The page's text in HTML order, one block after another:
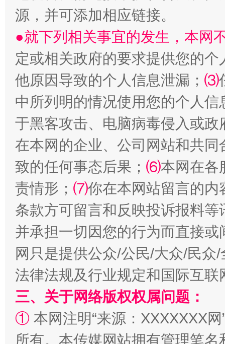
全民健身五年计划来了！等你上场
阿坝州三大球赛在茂县开幕 规模
源，并可添加相应链接。
●就下列相关事宜的发生，本网
定或相关政府的要求提供您的个
他原因导致的个人信息泄漏； ⑶
中所列明的情况使用您的个人
于黑客攻击、电脑病毒侵入或
在本网的企业、公司网站和共
致的任何事态后果； ⑹本网在各
责情形； ⑺你在本网站留言的内
条款方可留言和反映投诉报料
并承担一切因您的行为而直接
网只是提供公众/公民/大众/民
法律法规及行业规定和国际互
三、关于网络版权权属问题：
① 本网注明“来源：XXXXXXX
所有。本传媒网站拥有管理笔